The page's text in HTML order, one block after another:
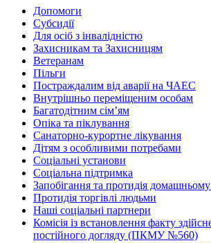
Допомоги
Субсидії
Для осіб з інвалідністю
Захисникам та Захисницям
Ветеранам
Пільги
Постраждалим від аварії на ЧАЕС
Внутрішньо переміщеним особам
Багатодітним сім’ям
Опіка та піклування
Санаторно-курортне лікування
Дітям з особливими потребами
Соціальні установи
Соціальна підтримка
Запобігання та протидія
Протидія торгівлі людьми
Наші соціальні партнери
Комісія із встановлення факту
постійного догляду (ПКМУ №560)